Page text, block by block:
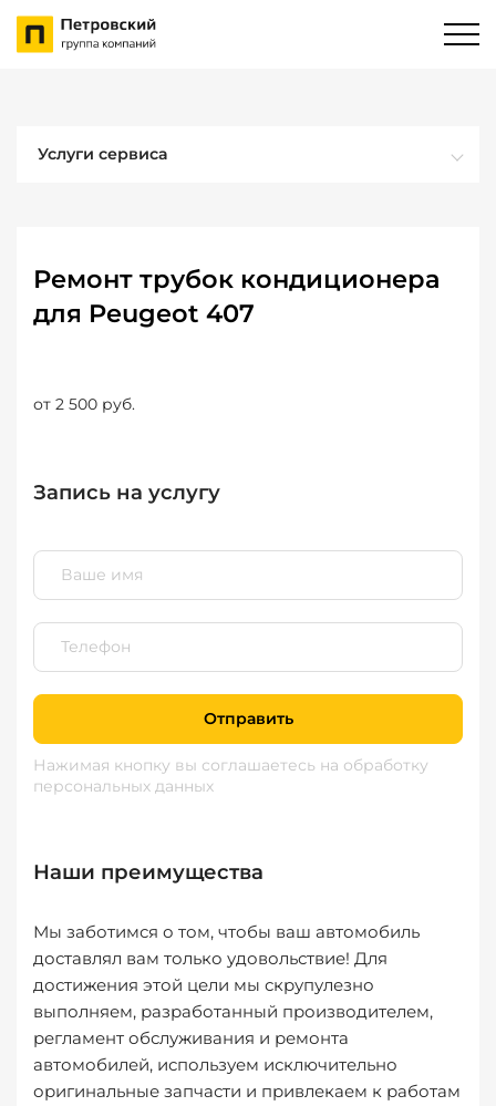
Услуги сервиса
Ремонт трубок кондиционера
для Peugeot 407
от 2 500 руб.
Запись на услугу
Отправить
Нажимая кнопку вы соглашаетесь на обработку
персональных данных
Наши преимущества
Мы заботимся о том, чтобы ваш автомобиль
доставлял вам только удовольствие! Для
достижения этой цели мы скрупулезно
выполняем, разработанный производителем,
регламент обслуживания и ремонта
автомобилей, используем исключительно
оригинальные запчасти и привлекаем к работам